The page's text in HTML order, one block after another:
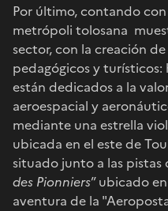
Por último, contando
metrópoli tolosana
sector, con la creación
pedagógicos y turísticos:
están dedicados a la
aeroespacial y
mediante una estrella
ubicada en el este de
situado junto a las pistas
des Pionniers” ubicado
aventura de la